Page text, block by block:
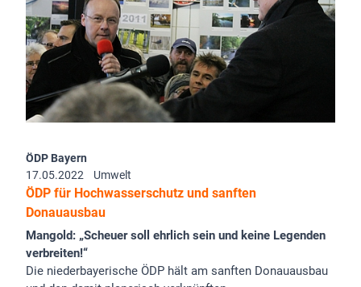
ÖDP Bayern
17.05.2022
Umwelt
ÖDP für Hochwasserschutz und sanften
Donauausbau
Mangold: „Scheuer soll ehrlich sein und keine Legenden
verbreiten!“
Die niederbayerische ÖDP hält am sanften Donauausbau